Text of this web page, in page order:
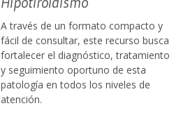
A través de un formato compacto y
fácil de consultar, este recurso busca
fortalecer el diagnóstico, tratamiento
y seguimiento oportuno de esta
patología en todos los niveles de
atención.